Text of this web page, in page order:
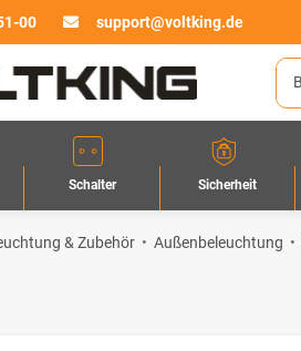
00 support@voltking.de
Schalter Sicherheit
& Zubehör Außenbeleuchtung